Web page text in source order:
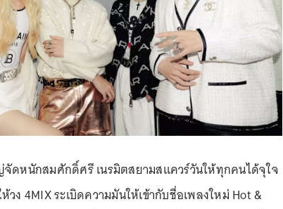
ดหนักสมศักดิ์ศรี เนรมิตสยามสแควร์วันให้ทุกคนได้จุใจ
วง 4MIX ระเบิดความมันให้เข้ากับชื่อเพลงใหม่ Hot &